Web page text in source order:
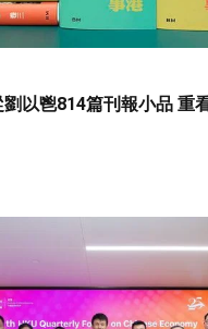
以鬯814篇刊報小品 重